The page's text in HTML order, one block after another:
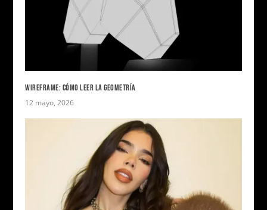
WIREFRAME: CÓMO LEER LA GEOMETRÍA
12 mayo, 2026